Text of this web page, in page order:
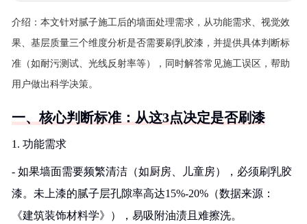
介绍： 本文针对腻子施工后的墙面处理需求，从功能需求、视觉效
果、基层质量三个维度分析是否需要刷乳胶漆，并提供具体判断标
准（如耐污测试、光线反射率等），同时解答常见施工误区，帮助
用户做出科学决策。
一、核心判断标准：从这3点决定是否刷漆
1. 功能需求
- 如果墙面需要频繁清洁（如厨房、儿童房），必须刷乳胶
漆。未上漆的腻子层孔隙率高达15%-20%（数据来源：
《建筑装饰材料学》），易吸附油渍且难擦洗。